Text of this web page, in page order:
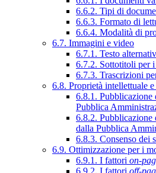
6.6.2. Tipi di
6.6.3. Formato di
6.6.4. Modalità di
6.7. Immagini e video
6.7.1. Testo
6.7.2. Sottotitoli per
6.7.3. Trascrizioni
6.8. Proprietà intellettuale
6.8.1. Pubblicazione
Pubblica
6.8.2.
dalla Pubblica
6.8.3. Consenso dei
6.9. Ottimizzazione per i
6.9.1. I fattori on-
6.9.2. I fattori off-